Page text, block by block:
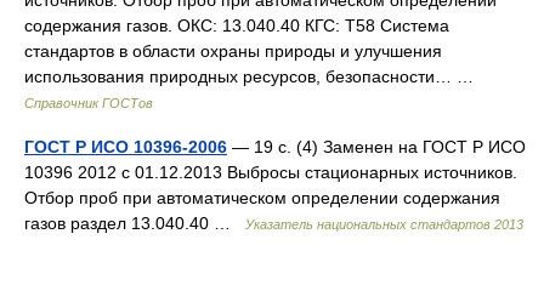
содержания газов. ОКС: 13.040.40 КГС: Т58 Система
стандартов в области охраны природы и улучшения
использования природных ресурсов, безопасности… …
Справочник ГОСТов
ГОСТ Р ИСО 10396-2006 — 19 с. (4) Заменен на ГОСТ Р ИСО
10396 2012 c 01.12.2013 Выбросы стационарных источников.
Отбор проб при автоматическом определении содержания
газов раздел 13.040.40 …
Указатель национальных стандартов 2013